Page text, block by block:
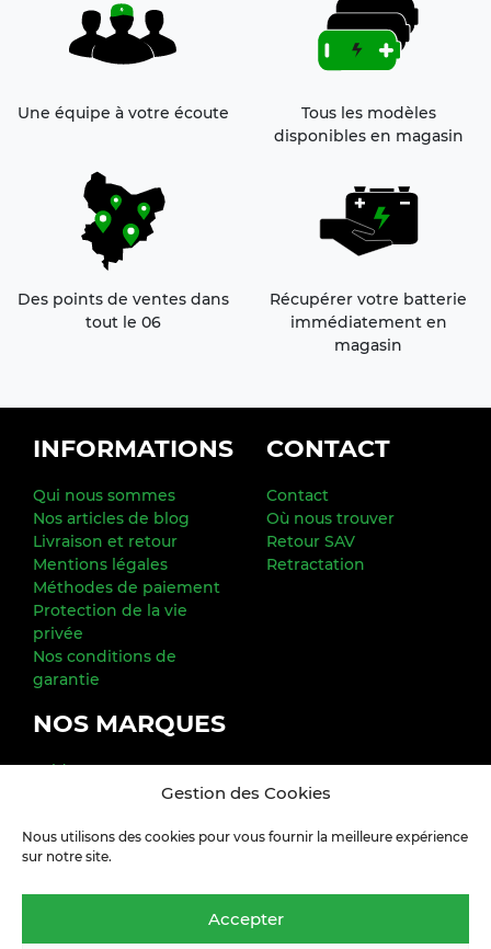
Gestion des Cookies
Nous utilisons des cookies pour vous fournir la meilleure expérience
sur notre site.
Accepter
Une équipe à votre écoute
Tous les modèles
disponibles en magasin
Des points de ventes dans
tout le 06
Récupérer votre batterie
immédiatement en
magasin
FOOTER
INFORMATIONS
Qui nous sommes
Nos articles de blog
Livraison et retour
Mentions légales
Méthodes de paiement
Protection de la vie
privée
Nos conditions de
garantie
CONTACT
Contact
Où nous trouver
Retour SAV
Retractation
NOS MARQUES
Exide
FREEDOM MARINE
Varta
YUASA